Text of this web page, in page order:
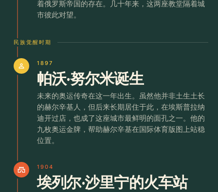
着俄罗斯帝国的存在。几十年来，这两座教堂隔着城
市彼此对望。
民族觉醒时期
person 1897
帕沃·努尔米诞生
未来的奥运传奇在这一年出生。虽然他并非土生土长
的赫尔辛基人，但后来长期居住于此，在埃斯普拉纳
迪开过店，也成了这座城市最鲜明的面孔之一。他的
九枚奥运金牌，帮助赫尔辛基在国际体育版图上站稳
位置。
castle 1904
埃列尔·沙里宁的火车站